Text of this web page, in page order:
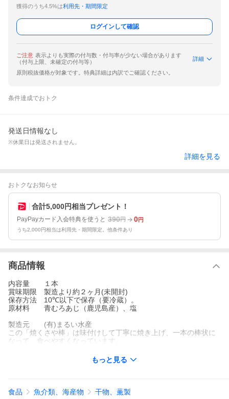
獲得のうち4.5%は利用先・期間限定
ログインして確認
ご注意 表示よりも実際の付与数・付与率が少ない場合があります
（付与上限、未確定の付与等）
詳細
原則税抜価格が対象です。特典詳細は内訳でご確認ください。
条件達成でおトク
発送日情報なし
※休業日は発送されません。
詳細を見る
おトクなお知らせ
合計5,000円相当プレゼント！
PayPayカード入会特典を使うと 390円 0円
うち2,000円相当は利用先・期間限定。他条件あり
商品情報
内容量 １本
賞味期限 製造より約２ヶ月(未開封)
保存方法 10℃以下で保存（要冷蔵）。
原材料 青むろあじ（鹿児島産）、塩
製造元 (有)まるい水産
この「焼くさや棒」は味付けして丁寧に焼き上げ、一本の棒状に
なって、食べやすくなっています。
もっと見る
食品 魚介類、海産物 干物、薫製